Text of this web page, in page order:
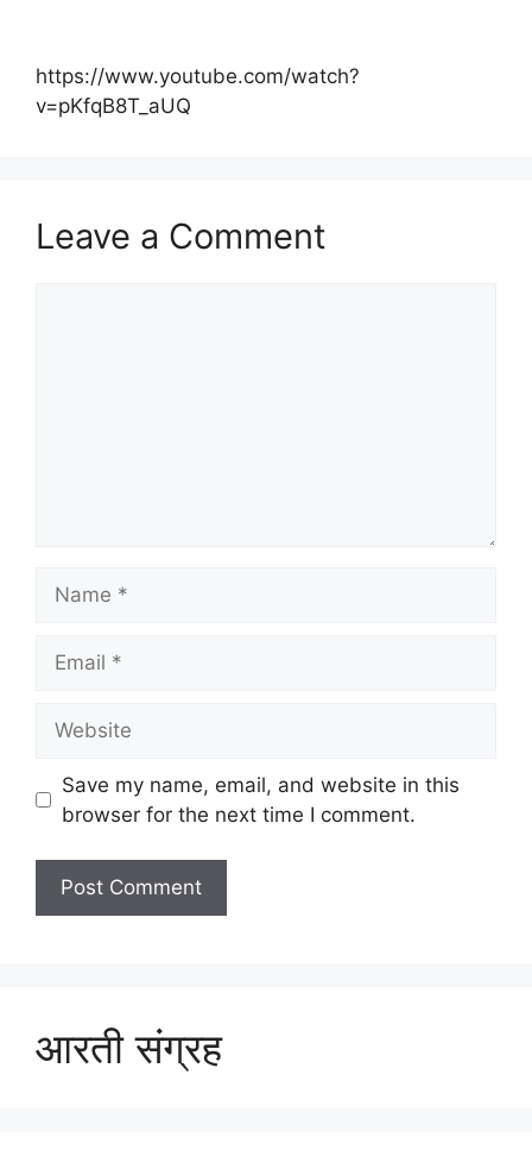
https://www.youtube.com/watch?
v=pKfqB8T_aUQ
Leave a Comment
Save my name, email, and website in this
browser for the next time I comment.
आरती संग्रह